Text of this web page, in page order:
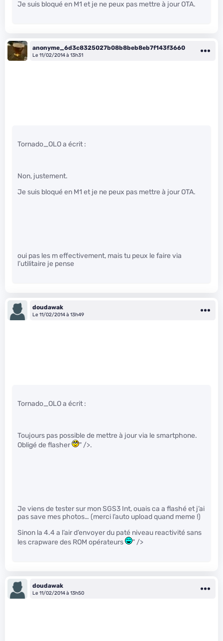
Je suis bloqué en M1 et je ne peux pas mettre à jour OTA.
anonyme_6d3c8325027b08b8beb8eb7f143f3660
Le 11/02/2014 à 13h31
Tornado_OLO a écrit :
Non, justement.
Je suis bloqué en M1 et je ne peux pas mettre à jour OTA.
oui pas les m effectivement, mais tu peux le faire via
l’utilitaire je pense
doudawak
Le 11/02/2014 à 13h49
Tornado_OLO a écrit :
Toujours pas possible de mettre à jour via le smartphone.
Obligé de flasher
" />.
Je viens de tester sur mon SGS3 Int, ouais ca a flashé et j’ai
pas save mes photos… (merci l’auto upload quand meme !)
Sinon la 4.4 a l’air d’envoyer du paté niveau reactivité sans
les crapware des ROM opérateurs
" />
doudawak
Le 11/02/2014 à 13h50